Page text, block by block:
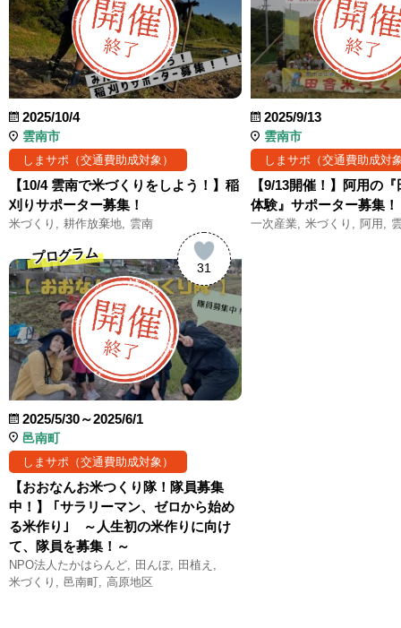
2025/10/4
雲南市
しまサポ（交通費助成対象）
【10/4 雲南で米づくりをしよう！】稲
刈りサポーター募集！
米づくり 耕作放棄地 雲南
2025/9/13
雲南市
しまサポ（交通費助成対
【9/13開催！】阿用の
体験』サポーター募集！
一次産業 米づくり 阿用
31
プログラム
2025/5/30～2025/6/1
邑南町
しまサポ（交通費助成対象）
【おおなんお米つくり隊！隊員募集
中！】 ｢サラリーマン、ゼロから始め
る米作り｣ ～人生初の米作りに向け
て、隊員を募集！～
NPO法人たかはらんど 田んぼ
田植え
米づくり
邑南町 高原地区